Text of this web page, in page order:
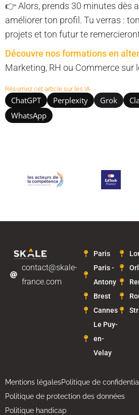
👉 Alors, prends 30 minutes dès
améliorer ton profil. Tu verras :
projets et ton futur te
Découvre nos formations en
Marketing, RH ou Commerce sur
Résumez cet article sur les IA
ChatGPT Perplexity Grok
WhatsApp
contact@skale-
france.com
Paris
Paris -
Antony
Brest
Cannes
Le Puy-
en-
Velay
Mentions légalesPolitique de
Politique de protection des données
Politique handicap